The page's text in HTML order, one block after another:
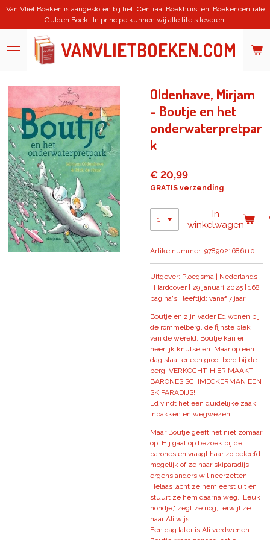
Ga
hoofdinhoud
VANVLIETBOEKEN.COM
Van Vliet Boeken is aangesloten bij het 'Centraal Boekhuis' en 'Boekencentrale
Gulden Boek'. In principe kunnen wij alle titels leveren.
Oldenhave, Mirjam
- Boutje en het
onderwaterpretpar
k
€ 20,99
GRATIS verzending
In
winkelwagen
Artikelnummer: 9789021686110
Uitgever: Ploegsma | Nederlands
Hardcover | 29 januari 2025 | 168
pagina's | leeftijd: vanaf 7 jaar
Boutje en zijn vader Ed wonen bij
de rommelberg, de fijnste plek
van de wereld. Boutje kan er
heerlijk knutselen. Maar op een
dag staat er een groot bord bij de
berg: VERKOCHT. HIER MAAKT
BARONES SCHMECKERMAN EEN
SKIPARADIJS!
Ed vindt het een duidelijke zaak:
inpakken en wegwezen.
Maar Boutje geeft het niet zomaar
op. Hij gaat op bezoek bij de
barones en vraagt haar zo beleefd
mogelijk of ze haar skiparadijs
ergens anders wil neerzetten.
Helaas lacht ze hem eerst uit en
stuurt ze hem daarna weg. 'Leuk
hondje,' zegt ze nog, terwijl ze
naar Ali wijst.
Een dag later is Ali verdwenen.